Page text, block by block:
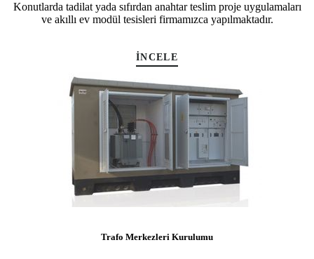
Konutlarda tadilat yada sıfırdan anahtar teslim proje uygulamaları
ve akıllı ev modül tesisleri firmamızca yapılmaktadır.
İNCELE
Trafo Merkezleri Kurulumu